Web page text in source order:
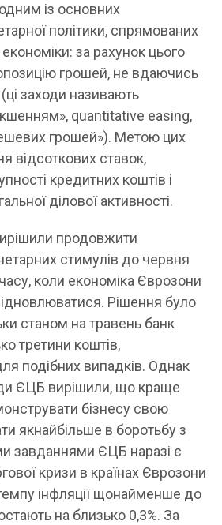
із основних
політики, спрямованих
за рахунок цього
грошей, не вдаючись
заходи називають
quantitative easing,
грошей»). Метою цих
відсоткових ставок,
кредитних коштів і
ділової активності.
продовжити
стимулів до червня
коли економіка Єврозони
Рішення було
станом на травень банк
третини коштів,
подібних випадків. Однак
ЄЦБ вирішили, що краще
бізнесу свою
якнайбільше в боротьбу з
завданнями ЄЦБ наразі є
кризи в країнах Єврозони
інфляції щонайменше до
на близько 0,3%. За